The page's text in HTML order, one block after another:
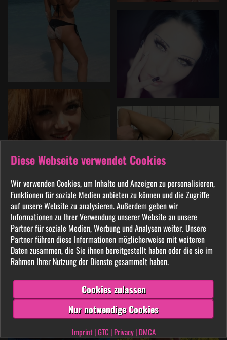
Diese Webseite verwendet Cookies
Wir verwenden Cookies, um Inhalte und Anzeigen zu personalisieren,
Funktionen für soziale Medien anbieten zu können und die Zugriffe
auf unsere Website zu analysieren. Außerdem geben wir
Informationen zu Ihrer Verwendung unserer Website an unsere
Partner für soziale Medien, Werbung und Analysen weiter. Unsere
Partner führen diese Informationen möglicherweise mit weiteren
Daten zusammen, die Sie ihnen bereitgestellt haben oder die sie im
Rahmen Ihrer Nutzung der Dienste gesammelt haben.
Cookies zulassen
Nur notwendige Cookies
Imprint|GTC | Privacy| DMCA